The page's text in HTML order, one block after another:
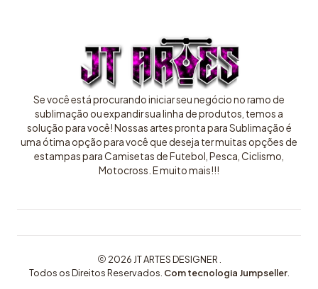
Se você está procurando iniciar seu negócio no ramo de
sublimação ou expandir sua linha de produtos, temos a
solução para você! Nossas artes pronta para Sublimação é
uma ótima opção para você que deseja ter muitas opções de
estampas para Camisetas de Futebol, Pesca, Ciclismo,
Motocross. E muito mais!!!
2026 JT ARTES DESIGNER .
Todos os Direitos Reservados. Com tecnologia Jumpseller.